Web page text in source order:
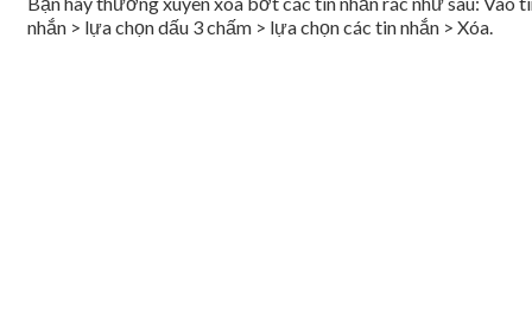
nhắn > lựa chọn dấu 3 chấm > lựa chọn các tin nhắn > Xóa.